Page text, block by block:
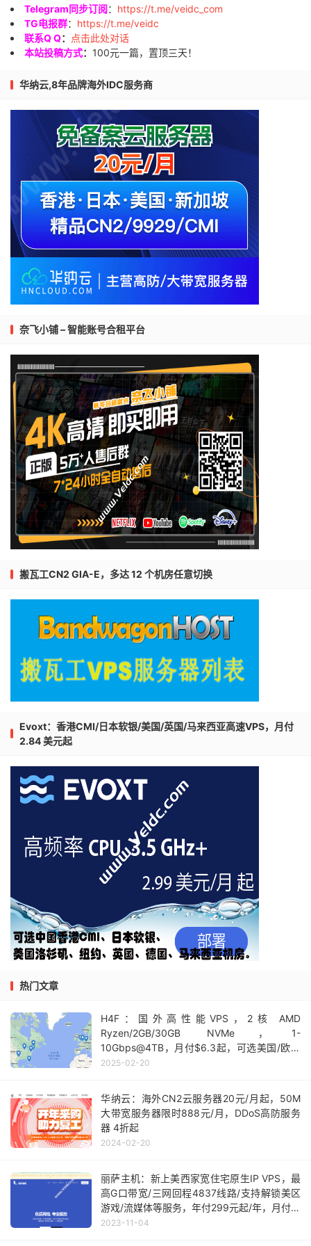
Telegram同步订阅： https://t.me/veidc_com
TG电报群： https://t.me/veidc
联系Q Q： 点击此处对话
本站投稿方式： 100元一篇，置顶三天！
华纳云,8年品牌海外IDC服务商
奈飞小铺 – 智能账号合租平台
搬瓦工CN2 GIA-E，多达 12 个机房任意切换
Evoxt：香港CMI/日本软银/美国/英国/马来西亚高速VPS，月付
2.84 美元起
热门文章
H4F：国外高性能VPS，2核 AMD
Ryzen/2GB/30GB NVMe，1-
10Gbps@4TB，月付$6.3起，可选美国/欧洲
等17个机房
2025-02-20
华纳云：海外CN2云服务器20元/月起，50M
大带宽服务器限时888元/月，DDoS高防服务
器 4折起
2024-02-20
丽萨主机：新上美西家宽住宅原生IP VPS，最
高G口带宽/三网回程4837线路/支持解锁美区
游戏/流媒体等服务，年付299元起/年，月付套
餐60元起
2023-11-04